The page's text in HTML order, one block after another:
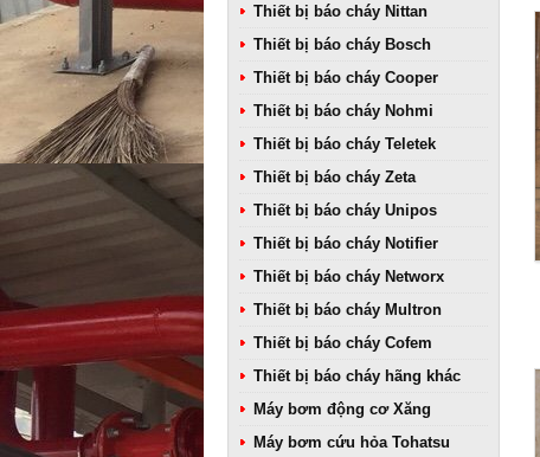
Thiết bị báo cháy Nittan
Thiết bị báo cháy Bosch
Thiết bị báo cháy Cooper
Thiết bị báo cháy Nohmi
Thiết bị báo cháy Teletek
Thiết bị báo cháy Zeta
Thiết bị báo cháy Unipos
Thiết bị báo cháy Notifier
Thiết bị báo cháy Networx
Thiết bị báo cháy Multron
Thiết bị báo cháy Cofem
Thiết bị báo cháy hãng khác
Máy bơm động cơ Xăng
Máy bơm cứu hỏa Tohatsu